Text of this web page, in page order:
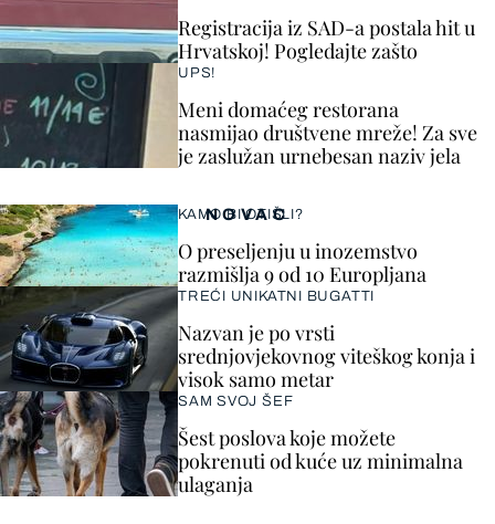
Registracija iz SAD-a postala hit u
Hrvatskoj! Pogledajte zašto
UPS!
Meni domaćeg restorana
nasmijao društvene mreže! Za sve
je zaslužan urnebesan naziv jela
NOVAC
KAMO BI OTIŠLI?
O preseljenju u inozemstvo
razmišlja 9 od 10 Europljana
TREĆI UNIKATNI BUGATTI
Nazvan je po vrsti
srednjovjekovnog viteškog konja i
visok samo metar
SAM SVOJ ŠEF
Šest poslova koje možete
pokrenuti od kuće uz minimalna
ulaganja